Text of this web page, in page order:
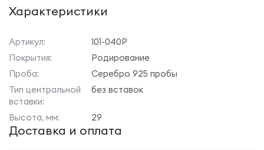
Характеристики
Артикул:
101-040Р
Покрытия:
Родирование
Проба:
Серебро 925 пробы
Тип центральной
вставки:
без вставок
Высота, мм: 29
Доставка и оплата